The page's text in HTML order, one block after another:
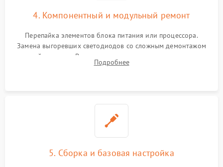
4. Компонентный и модульный ремонт
Перепайка элементов блока питания или процессора.
Замена выгоревших светодиодов со сложным демонтажом
хрупкой матрицы. Восстановление поврежденных дорожек,
прошивка микросхем памяти EEPROM
Подробнее
5. Сборка и базовая настройка